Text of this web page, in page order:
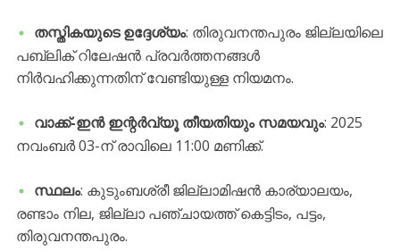
തസ്തികയുടെ ഉദ്ദേശ്യം: തിരുവനന്തപുരം ജില്ലയിലെ
പബ്ലിക് റിലേഷൻ പ്രവർത്തനങ്ങൾ
നിർവഹിക്കുന്നതിന് വേണ്ടിയുള്ള നിയമനം.
വാക്ക്-ഇൻ ഇന്റർവ്യൂ തീയതിയും സമയവും: 2025
നവംബർ 03-ന് രാവിലെ 11:00 മണിക്ക്.
സ്ഥലം: കുടുംബശ്രീ ജില്ലാമിഷൻ കാര്യാലയം,
രണ്ടാം നില, ജില്ലാ പഞ്ചായത്ത് കെട്ടിടം, പട്ടം,
തിരുവനന്തപുരം.